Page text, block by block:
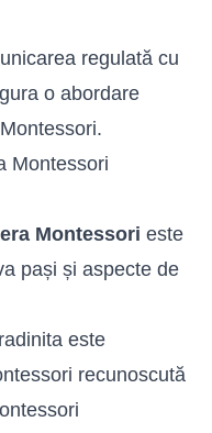
regulată cu
o abordare
Montessori
Montessori este
pași și aspecte de
este
recunoscută